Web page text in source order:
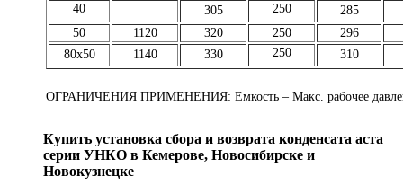
40
305 250 285
50
1120 320 250 296
80x50
1140 330 250 310
ОГРАНИЧЕНИЯ ПРИМЕНЕНИЯ: Емкость – Макс. рабочее
Купить установка сбора и возврата конденсата аста
серии УНКО в Кемерове, Новосибирске и
Новокузнецке